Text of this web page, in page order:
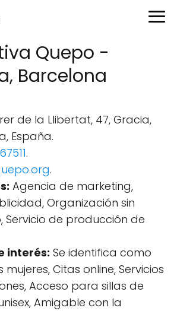
Quepo -
Barcelona
de la Llibertat, 47, Gracia,
España.
.
.
Agencia de marketing,
Organización sin
Servicio de producción de
interés: Se identifica como
Citas online, Servicios
Acceso para sillas de
Amigable con la